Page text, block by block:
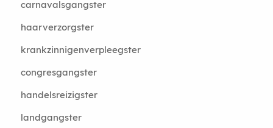
carnavalsgangster
haarverzorgster
krankzinnigenverpleegster
congresgangster
handelsreizigster
landgangster